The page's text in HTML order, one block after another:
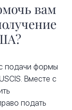
вам
подачи формы
Вместе с
подать